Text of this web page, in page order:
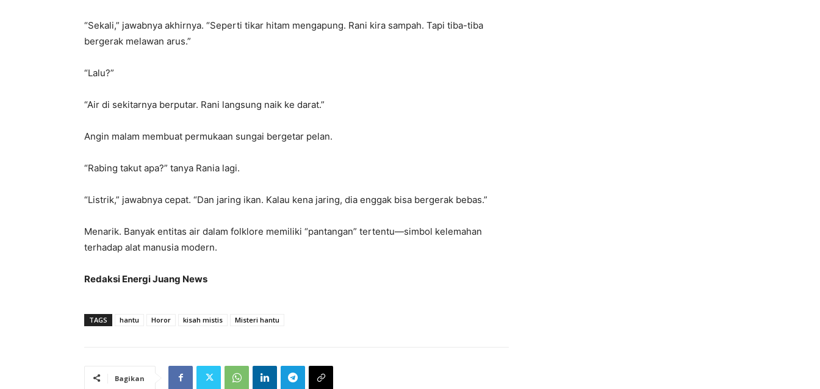
“Sekali,” jawabnya akhirnya. “Seperti tikar hitam mengapung. Rani kira sampah. Tapi tiba-tiba
bergerak melawan arus.”
“Lalu?”
“Air di sekitarnya berputar. Rani langsung naik ke darat.”
Angin malam membuat permukaan sungai bergetar pelan.
“Rabing takut apa?” tanya Rania lagi.
“Listrik,” jawabnya cepat. “Dan jaring ikan. Kalau kena jaring, dia enggak bisa bergerak bebas.”
Menarik. Banyak entitas air dalam folklore memiliki “pantangan” tertentu—simbol kelemahan
terhadap alat manusia modern.
Redaksi Energi Juang News
TAGS hantu Horor kisah mistis Misteri hantu
Bagikan